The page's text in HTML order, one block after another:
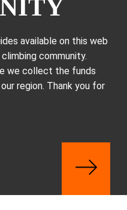
available on this web
community.
we collect the funds
region. Thank you for